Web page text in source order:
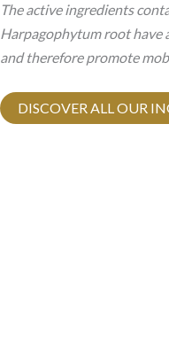
The active ingredients
Harpagophytum root have
and therefore promote
DISCOVER ALL OUR